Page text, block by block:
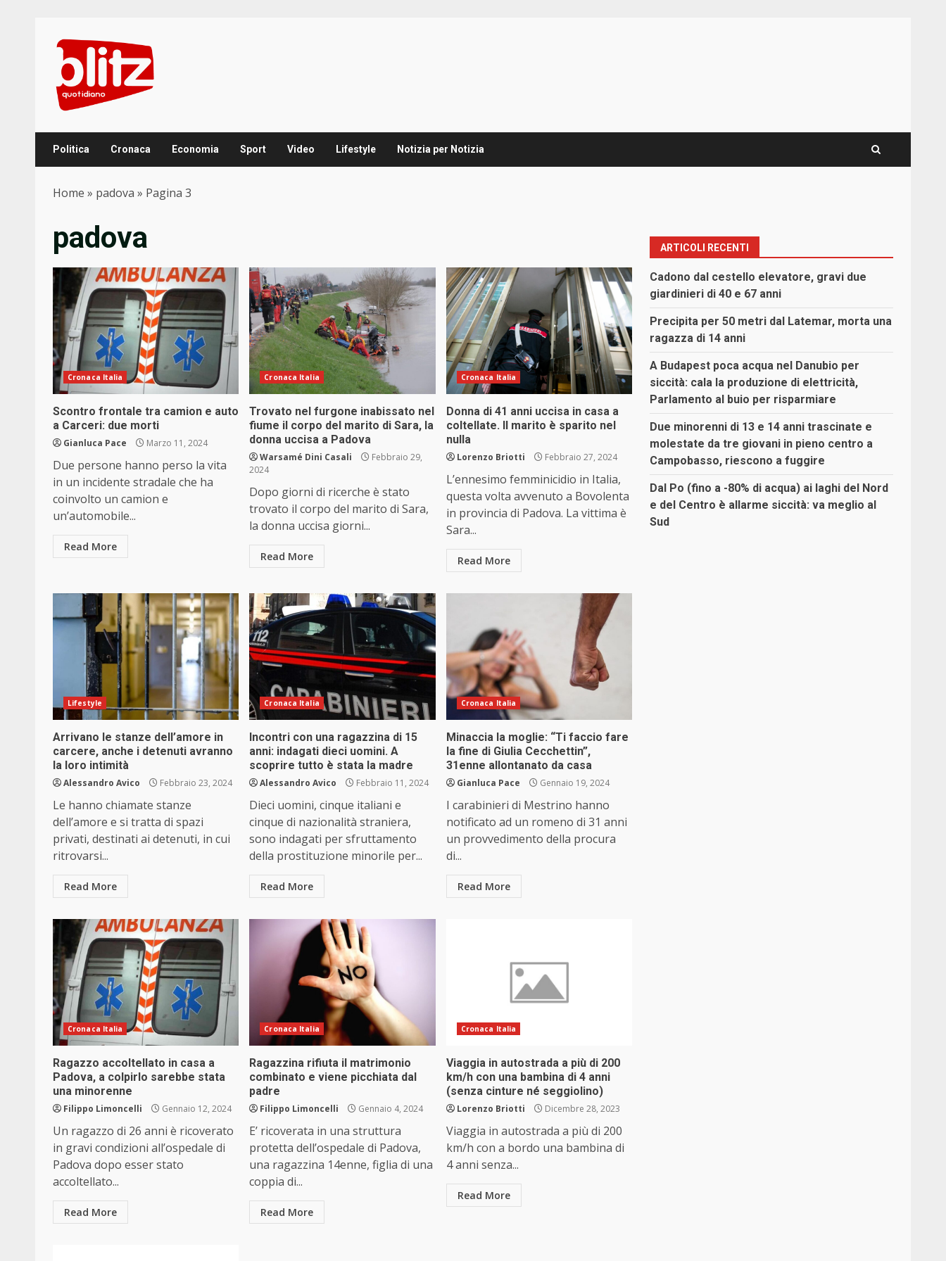
content
Politica Cronaca Economia Sport Video Lifestyle Notizia per Notizia
Home » padova » Pagina 3
padova
Cronaca Italia
Scontro frontale tra camion e auto
a Carceri: due morti
Gianluca Pace Marzo 11, 2024
Due persone hanno perso la vita
in un incidente stradale che ha
coinvolto un camion e
un’automobile...
Read More
Cronaca Italia
Trovato nel furgone inabissato nel
fiume il corpo del marito di Sara, la
donna uccisa a Padova
Warsamé Dini Casali
Febbraio 29,
2024
Dopo giorni di ricerche è stato
trovato il corpo del marito di Sara,
la donna uccisa giorni...
Read More
Cronaca Italia
Donna di 41 anni uccisa in casa a
coltellate. Il marito è sparito nel
nulla
Lorenzo Briotti Febbraio 27, 2024
L’ennesimo femminicidio in Italia,
questa volta avvenuto a Bovolenta
in provincia di Padova. La vittima è
Sara...
Read More
Lifestyle
Arrivano le stanze dell’amore in
carcere, anche i detenuti avranno
la loro intimità
Alessandro Avico Febbraio 23, 2024
Le hanno chiamate stanze
dell’amore e si tratta di spazi
privati, destinati ai detenuti, in cui
ritrovarsi...
Read More
Cronaca Italia
Incontri con una ragazzina di 15
anni: indagati dieci uomini. A
scoprire tutto è stata la madre
Alessandro Avico Febbraio 11, 2024
Dieci uomini, cinque italiani e
cinque di nazionalità straniera,
sono indagati per sfruttamento
della prostituzione minorile per...
Read More
Cronaca Italia
Minaccia la moglie: “Ti faccio fare
la fine di Giulia Cecchettin”,
31enne allontanato da casa
Gianluca Pace Gennaio 19, 2024
I carabinieri di Mestrino hanno
notificato ad un romeno di 31 anni
un provvedimento della procura
di...
Read More
Cronaca Italia
Ragazzo accoltellato in casa a
Padova, a colpirlo sarebbe stata
una minorenne
Filippo Limoncelli Gennaio 12, 2024
Un ragazzo di 26 anni è ricoverato
in gravi condizioni all’ospedale di
Padova dopo esser stato
accoltellato...
Read More
Cronaca Italia
Ragazzina rifiuta il matrimonio
combinato e viene picchiata dal
padre
Filippo Limoncelli Gennaio 4, 2024
E’ ricoverata in una struttura
protetta dell’ospedale di Padova,
una ragazzina 14enne, figlia di una
coppia di...
Read More
Cronaca Italia
Viaggia in autostrada a più di 200
km/h con una bambina di 4 anni
(senza cinture né seggiolino)
Lorenzo Briotti Dicembre 28, 2023
Viaggia in autostrada a più di 200
km/h con a bordo una bambina di
4 anni senza...
Read More
ARTICOLI RECENTI
Cadono dal cestello elevatore, gravi due
giardinieri di 40 e 67 anni
Precipita per 50 metri dal Latemar, morta una
ragazza di 14 anni
A Budapest poca acqua nel Danubio per
siccità: cala la produzione di elettricità,
Parlamento al buio per risparmiare
Due minorenni di 13 e 14 anni trascinate e
molestate da tre giovani in pieno centro a
Campobasso, riescono a fuggire
Dal Po (fino a -80% di acqua) ai laghi del Nord
e del Centro è allarme siccità: va meglio al
Sud